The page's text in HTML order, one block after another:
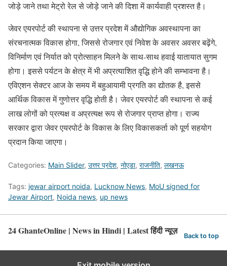
जोड़े जाने तथा मेट्रो रेल से जोड़े जाने की दिशा में कार्यवाही प्रशस्त है।
जेवर एयरपोर्ट की स्थापना से उत्तर प्रदेश में औद्योगिक अवस्थापना का
संरचनात्मक विकास होगा, जिससे रोजगार एवं निवेश के अवसर अवसर बढ़ेंगे,
विनिर्माण एवं निर्यात को प्रोत्साहन मिलने के साथ-साथ हवाई यातायात सुगम
होगा। इससे पर्यटन के क्षेत्र में भी अप्रत्याशित वृद्धि होने की सम्भावना है।
एविएशन सेक्टर आज के समय में बहुआयामी प्रगति का द्योतक है, इससे
आर्थिक विकास में गुणोत्तर वृद्धि होती है। जेवर एयरपोर्ट की स्थापना से कई
लाख लोगों को प्रत्यक्ष व अप्रत्यक्ष रूप से रोजगार प्राप्त होगा। राज्य
सरकार द्वारा जेवर एयरपोर्ट के विकास के लिए विकासकर्ता को पूर्ण सहयोग
प्रदान किया जाएगा।
Categories: Main Slider, उत्तर प्रदेश, नोएडा, राजनीति, लखनऊ
Tags: jewar airport noida, Lucknow News, MoU signed for
Jewar Airport, Noida news, up news
24 GhanteOnline | News in Hindi | Latest हिंदी न्यूज़ Back to top